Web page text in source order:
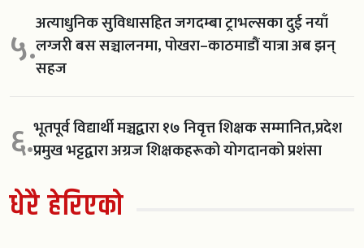
५.अत्याधुनिक सुविधासहित जगदम्बा ट्राभल्सका दुई नयाँ
लग्जरी बस सञ्चालनमा, पोखरा–काठमाडौं यात्रा अब झन्
सहज
६.भूतपूर्व विद्यार्थी मञ्चद्वारा १७ निवृत्त शिक्षक सम्मानित,प्रदेश
प्रमुख भट्टद्वारा अग्रज शिक्षकहरूको योगदानको प्रशंसा
धेरै हेरिएको